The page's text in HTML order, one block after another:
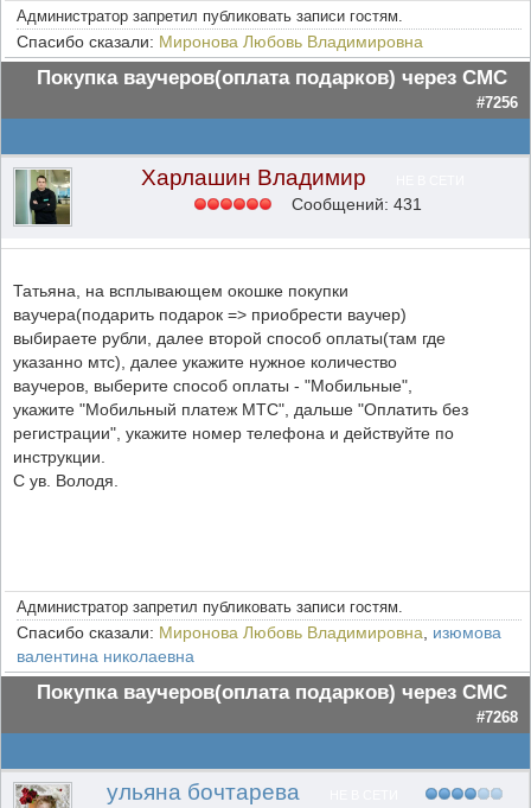
Администратор запретил публиковать записи гостям.
Спасибо сказали: Миронова Любовь Владимировна
Покупка ваучеров(оплата подарков) через СМС
#7256
Харлашин Владимир
Сообщений: 431
Татьяна, на всплывающем окошке покупки
ваучера(подарить подарок => приобрести ваучер)
выбираете рубли, далее второй способ оплаты(там где
указанно мтс), далее укажите нужное количество
ваучеров, выберите способ оплаты - "Мобильные",
укажите "Мобильный платеж МТС", дальше "Оплатить без
регистрации", укажите номер телефона и действуйте по
инструкции.
С ув. Володя.
Администратор запретил публиковать записи гостям.
Спасибо сказали: Миронова Любовь Владимировна
изюмова
валентина николаевна
Покупка ваучеров(оплата подарков) через СМС
#7268
ульяна бочтарева